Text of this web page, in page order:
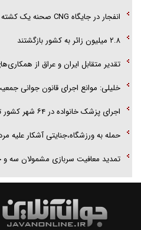
انفجار در جایگاه CNG صحنه یک کشته و سه مصدوم برجا گذاشت
۲.۸ میلیون زائر به کشور بازگشتند
تقدیر متقابل ایران و عراق از
خلیلی: موانع اجرای قانون جوانی
اجرای پزشک خانواده در ۶۴ شهر کشور تا شهریور ماه
حمله به ورزشگاه،جنایتی آشکار علیه
تمدید معافیت سربازی مشمولان سه و چهار